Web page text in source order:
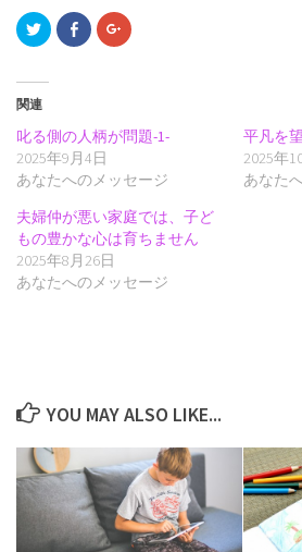
ク
リ
し
共
有
(新
し
い
ィ
ン
ド
ウ
で
開
き
Facebook
で
ィ
ン
ド
ウ
で
き
ま
す)
ク
リ
共
有
し
い
ィ
ン
ド
ウ
開
き
関連
叱る側の人柄が問題-1-
2025年9月4日
あなたへのメッセージ
平凡を
2025年
あなた
夫婦仲が悪い家庭では、子ど
もの豊かな心は育ちません
2025年8月26日
あなたへのメッセージ
YOU MAY ALSO LIKE...